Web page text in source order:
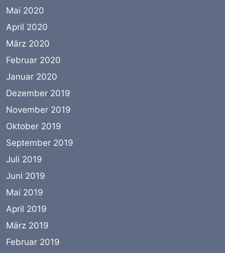
Mai 2020
April 2020
März 2020
Februar 2020
Januar 2020
Dezember 2019
November 2019
Oktober 2019
September 2019
Juli 2019
Juni 2019
Mai 2019
April 2019
März 2019
Februar 2019